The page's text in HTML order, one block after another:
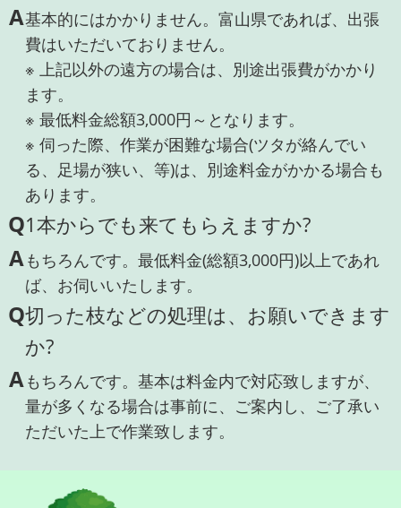
A基本的にはかかりません。富山県であれば、出張
費はいただいておりません。
※ 上記以外の遠方の場合は、別途出張費がかかり
ます。
※ 最低料金総額3,000円～となります。
※ 伺った際、作業が困難な場合(ツタが絡んでい
る、足場が狭い、等)は、別途料金がかかる場合も
あります。
Q1本からでも来てもらえますか?
Aもちろんです。最低料金(総額3,000円)以上であれ
ば、お伺いいたします。
Q切った枝などの処理は、お願いできます
か?
Aもちろんです。基本は料金内で対応致しますが、
量が多くなる場合は事前に、ご案内し、ご了承い
ただいた上で作業致します。